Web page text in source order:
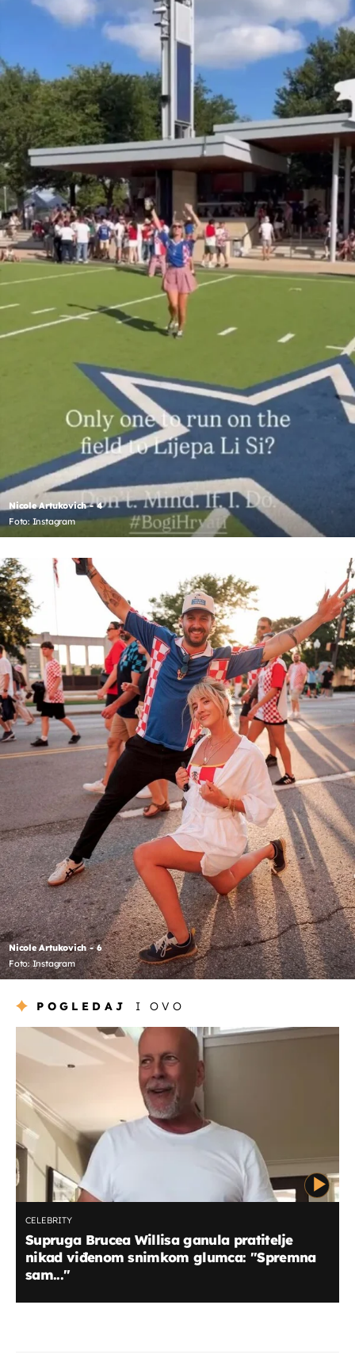
Nicole Artukovich - 4
Foto: Instagram
Nicole Artukovich - 6
Foto: Instagram
POGLEDAJ I OVO
CELEBRITY
Supruga Brucea Willisa ganula pratitelje
nikad viđenom snimkom glumca: ''Spremna
sam...''